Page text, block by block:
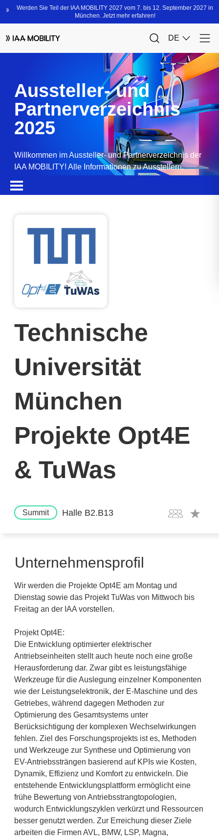
Aussteller- und
Partnerverzeichnis
2025
Willkommen im Aussteller- und Partnerverzeichnis der
IAA MOBILITY! Alle Informationen zu Ausstellern,
Technische
Universität
München
Projekte Opt4E
& TuWas
Summit Halle B2.B13
Unternehmensprofil
Wir werden die Projekte Opt4E am Montag und
Dienstag sowie das Projekt TuWas von Mittwoch bis
Freitag an der IAA vorstellen.
Projekt Opt4E:
Die Entwicklung optimierter elektrischer
Antriebseinheiten stellt auch heute noch eine große
Herausforderung dar. Zwar gibt es leistungsfähige
Werkzeuge für die Auslegung einzelner Komponenten
wie der Leistungselektronik, der E-Maschine und des
Getriebes, während dagegen Methoden zur
Optimierung des Gesamtsystems unter
Berücksichtigung der komplexen Wechselwirkungen
fehlen. Ziel des Forschungsprojekts ist es, Methoden
und Werkzeuge zur Synthese und Optimierung von
EV-Antriebssträngen basierend auf KPIs wie Kosten,
Dynamik, Effizienz und Komfort zu entwickeln. Die
entstehende Entwicklungsplattform ermöglicht eine
frühe Bewertung von Antriebsstrangtopologien,
wodurch Entwicklungszyklen verkürzt und Ressourcen
besser genutzt werden. Zur Erreichung dieser Ziele
arbeiten die Firmen AVL, BMW, LSP, Magna,